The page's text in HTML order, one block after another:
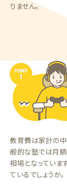
りません。
教育費は家計の
般的な塾では月
相場となっていま
ているでしょうか。